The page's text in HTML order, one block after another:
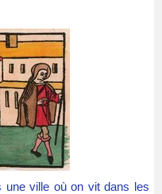
ville où on vit dans les